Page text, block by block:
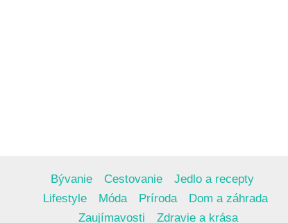
Bývanie Cestovanie
Jedlo a recepty
Lifestyle
Móda Príroda
Dom a záhrada
Zaujímavosti
Zdravie a krása